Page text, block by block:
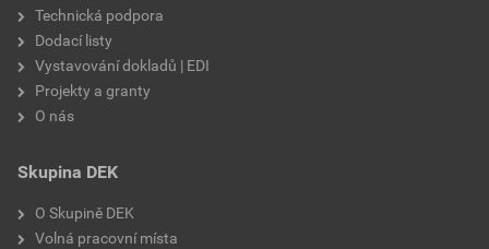
Technická podpora
Dodací listy
Vystavování dokladů | EDI
Projekty a granty
O nás
Skupina DEK
O Skupině DEK
Volná pracovní místa